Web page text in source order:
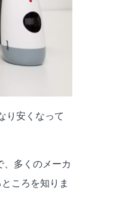
り安くなって
多くのメーカ
ころを知りま